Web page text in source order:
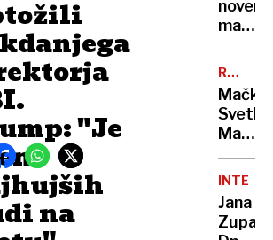
"Je
na
novem
manj
v
RUMENE
NOVICE
Mačka
malica
Han
zapel:
»Tina
Jana